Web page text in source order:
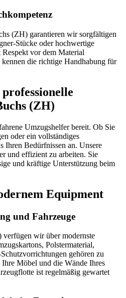
(ZH) garantieren wir sorgfältigen
Stücke oder hochwertige
vor dem Material
die richtige Handhabung für
(ZH)
Umzugshelfer bereit. Ob Sie
oder ein vollständiges
Ihren Bedürfnissen an. Unsere
und effizient zu arbeiten. Sie
und kräftige Unterstützung beim
Equipment
und Fahrzeuge
wir über modernste
Polstermaterial,
gehören zu
Möbel und die Wände Ihres
ist regelmäßig gewartet